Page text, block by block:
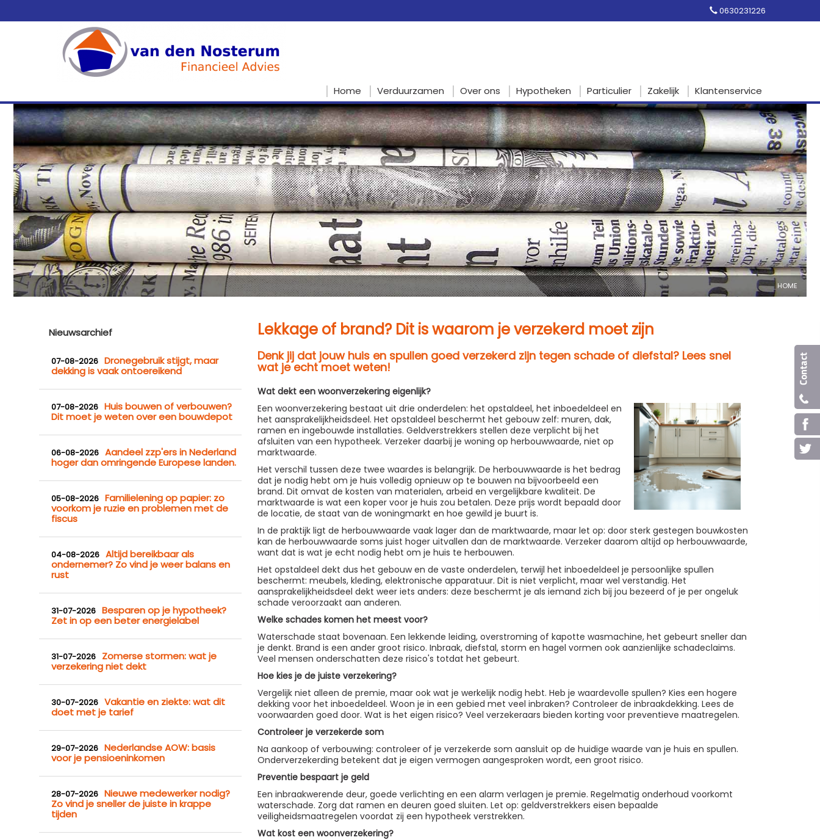
0630231226
Home Verduurzamen Over ons Hypotheken Particulier Zakelijk Klantenservice
HOME
Nieuwsarchief
07-08-2026 Dronegebruik stijgt, maar
dekking is vaak ontoereikend
07-08-2026 Huis bouwen of verbouwen?
Dit moet je weten over een bouwdepot
06-08-2026 Aandeel zzp'ers in Nederland
hoger dan omringende Europese landen.
05-08-2026 Familielening op papier: zo
voorkom je ruzie en problemen met de
fiscus
04-08-2026 Altijd bereikbaar als
ondernemer? Zo vind je weer balans en
rust
31-07-2026 Besparen op je hypotheek?
Zet in op een beter energielabel
31-07-2026
Zomerse stormen: wat je
verzekering niet dekt
30-07-2026 Vakantie en ziekte: wat dit
doet met je tarief
29-07-2026 Nederlandse AOW: basis
voor je pensioeninkomen
28-07-2026 Nieuwe medewerker nodig?
Zo vind je sneller de juiste in krappe
tijden
Lekkage of brand? Dit is waarom je verzekerd moet zijn
Denk jij dat jouw huis en spullen goed verzekerd zijn tegen schade of diefstal? Lees snel
wat je echt moet weten!
Wat dekt een woonverzekering eigenlijk?
Een woonverzekering bestaat uit drie onderdelen: het opstaldeel, het inboedeldeel en
het aansprakelijkheidsdeel. Het opstaldeel beschermt het gebouw zelf: muren, dak,
ramen en ingebouwde installaties. Geldverstrekkers stellen deze verplicht bij het
afsluiten van een hypotheek. Verzeker daarbij je woning op herbouwwaarde, niet op
marktwaarde.
Het verschil tussen deze twee waardes is belangrijk. De herbouwwaarde is het bedrag
dat je nodig hebt om je huis volledig opnieuw op te bouwen na bijvoorbeeld een
brand. Dit omvat de kosten van materialen, arbeid en vergelijkbare kwaliteit. De
marktwaarde is wat een koper voor je huis zou betalen. Deze prijs wordt bepaald door
de locatie, de staat van de woningmarkt en hoe gewild je buurt is.
In de praktijk ligt de herbouwwaarde vaak lager dan de marktwaarde, maar let op: door sterk gestegen bouwkosten
kan de herbouwwaarde soms juist hoger uitvallen dan de marktwaarde. Verzeker daarom altijd op herbouwwaarde,
want dat is wat je echt nodig hebt om je huis te herbouwen.
Het opstaldeel dekt dus het gebouw en de vaste onderdelen, terwijl het inboedeldeel je persoonlijke spullen
beschermt: meubels, kleding, elektronische apparatuur. Dit is niet verplicht, maar wel verstandig. Het
aansprakelijkheidsdeel dekt weer iets anders: deze beschermt je als iemand zich bij jou bezeerd of je per ongeluk
schade veroorzaakt aan anderen.
Welke schades komen het meest voor?
Waterschade staat bovenaan. Een lekkende leiding, overstroming of kapotte wasmachine, het gebeurt sneller dan
je denkt. Brand is een ander groot risico. Inbraak, diefstal, storm en hagel vormen ook aanzienlijke schadeclaims.
Veel mensen onderschatten deze risico's totdat het gebeurt.
Hoe kies je de juiste verzekering?
Vergelijk niet alleen de premie, maar ook wat je werkelijk nodig hebt. Heb je waardevolle spullen? Kies een hogere
dekking voor het inboedeldeel. Woon je in een gebied met veel inbraken? Controleer de inbraakdekking. Lees de
voorwaarden goed door. Wat is het eigen risico? Veel verzekeraars bieden korting voor preventieve maatregelen.
Controleer je verzekerde som
Na aankoop of verbouwing: controleer of je verzekerde som aansluit op de huidige waarde van je huis en spullen.
Onderverzekerding betekent dat je eigen vermogen aangesproken wordt, een groot risico.
Preventie bespaart je geld
Een inbraakwerende deur, goede verlichting en een alarm verlagen je premie. Regelmatig onderhoud voorkomt
waterschade. Zorg dat ramen en deuren goed sluiten. Let op: geldverstrekkers eisen bepaalde
veiligheidsmaatregelen voordat zij een hypotheek verstrekken.
Wat kost een woonverzekering?